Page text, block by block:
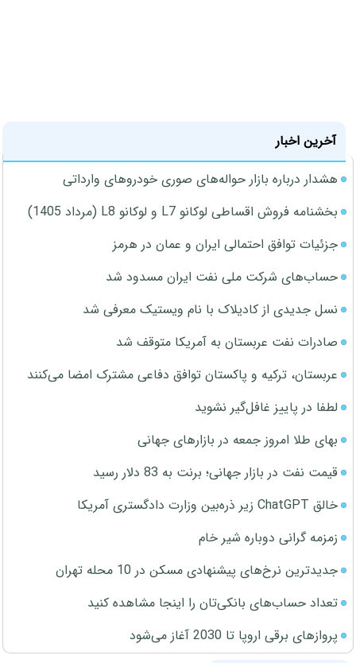
آخرین اخبار
هشدار درباره بازار حواله‌های صوری خودروهای وارداتی
بخشنامه فروش اقساطی لوکانو L7 و لوکانو L8 (مرداد 1405)
جزئیات توافق احتمالی ایران و عمان در هرمز
حساب‌های شرکت ملی نفت ایران مسدود شد
نسل جدیدی از کادیلاک با نام ویستیک معرفی شد
صادرات نفت عربستان به آمریکا متوقف شد
عربستان، ترکیه و پاکستان توافق دفاعی مشترک امضا می‌کنند
لطفا در پاییز غافل‌گیر نشوید
بهای طلا امروز جمعه در بازارهای جهانی
قیمت نفت در بازار جهانی؛ برنت به 83 دلار رسید
خالق ChatGPT زیر ذره‌بین وزارت دادگستری آمریکا
زمزمه گرانی دوباره شیر خام
جدیدترین نرخ‌های پیشنهادی مسکن در 10 محله تهران
تعداد حساب‌های بانکی‌تان را اینجا مشاهده کنید
پروازهای برقی اروپا تا 2030 آغاز می‌شود